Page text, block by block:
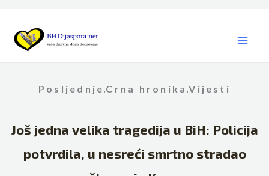
content
Posljednje ,Crna hronika ,Vijesti
Još jedna velika tragedija u BiH: Policija
potvrdila, u nesreći smrtno stradao